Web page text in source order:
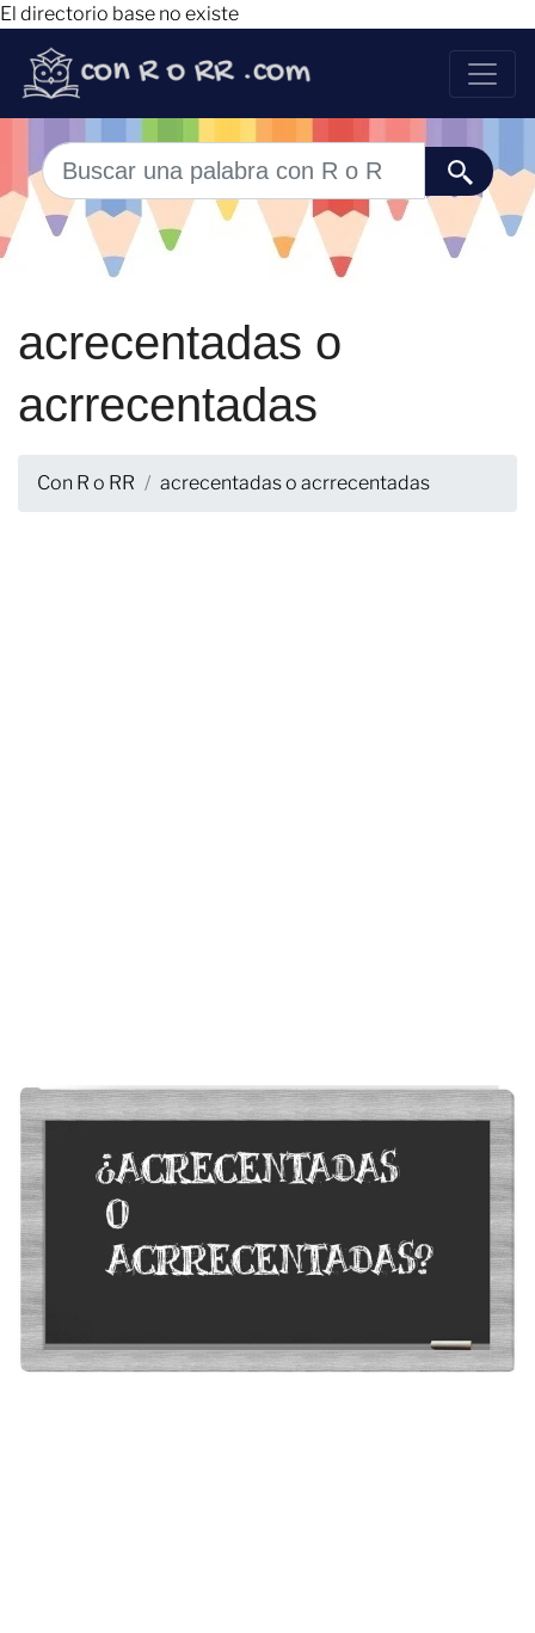
El directorio base no existe
acrecentadas o
acrrecentadas
Con R o RR acrecentadas o acrrecentadas